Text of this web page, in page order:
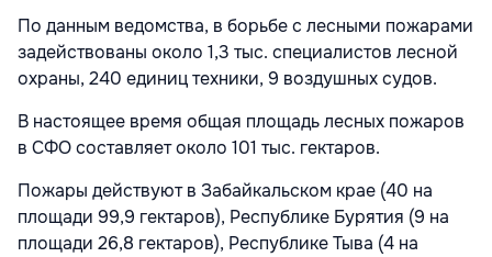
По данным ведомства, в борьбе с лесными пожарами
задействованы около 1,3 тыс. специалистов лесной
охраны, 240 единиц техники, 9 воздушных судов.
В настоящее время общая площадь лесных пожаров
в СФО составляет около 101 тыс. гектаров.
Пожары действуют в Забайкальском крае (40 на
площади 99,9 гектаров), Республике Бурятия (9 на
площади 26,8 гектаров), Республике Тыва (4 на